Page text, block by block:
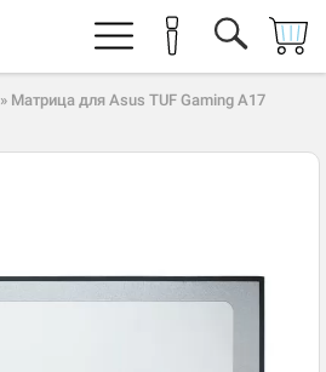
» Матрица для Asus TUF Gaming A17